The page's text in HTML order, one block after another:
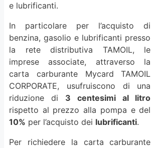
e lubrificanti.
In particolare per l’acquisto di
benzina, gasolio e lubrificanti presso
la rete distributiva TAMOIL, le
imprese associate, attraverso la
carta carburante Mycard TAMOIL
CORPORATE, usufruiscono di una
riduzione di 3 centesimi al litro
rispetto al prezzo alla pompa e del
10% per l’acquisto dei lubrificanti.
Per richiedere la carta carburante